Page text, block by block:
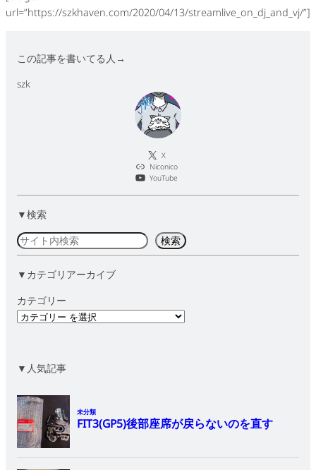
url=”https://szkhaven.com/2020/04/13/streamlive_on_dj_and_vj/”]
この記事を書いてる人→
szk
X
Niconico
YouTube
▼検索
検
索
検索
▼カテゴリアーカイブ
カテゴリー
▼人気記事